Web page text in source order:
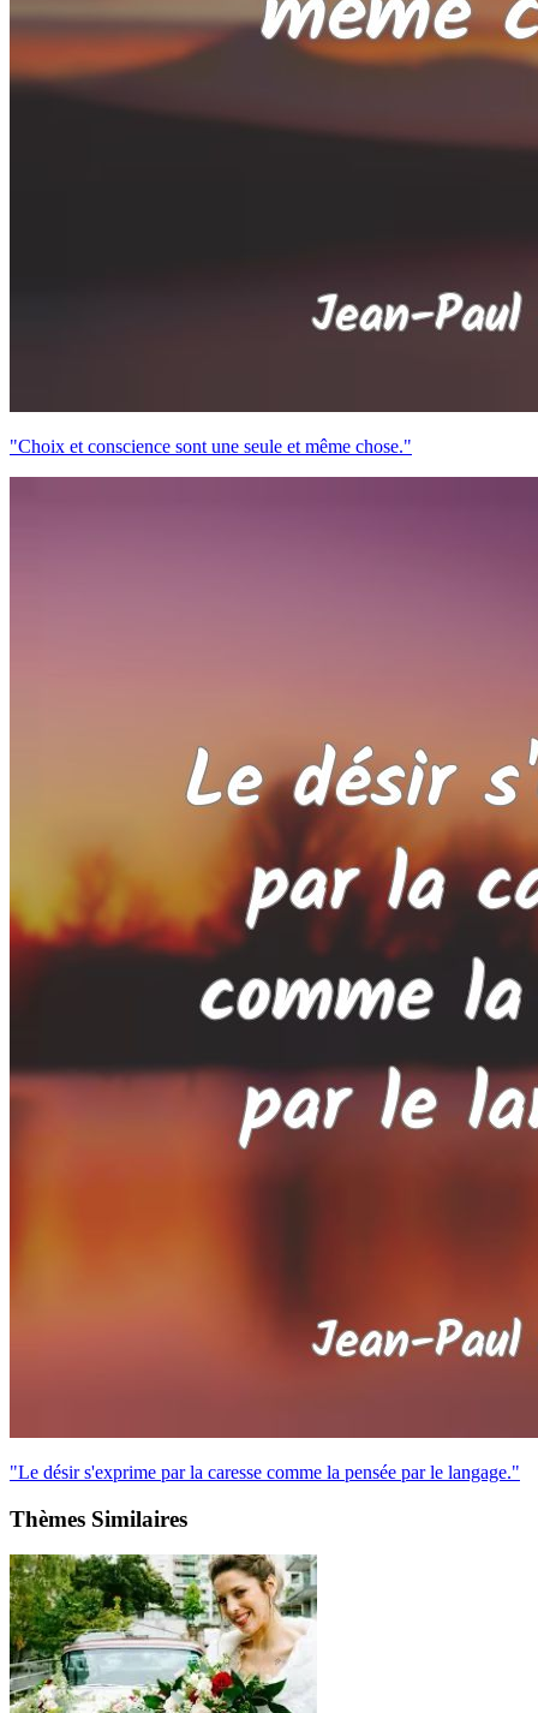
"Choix et conscience sont une seule et même chose."
"Le désir s'exprime par la caresse comme la pensée par le langage."
Thèmes Similaires